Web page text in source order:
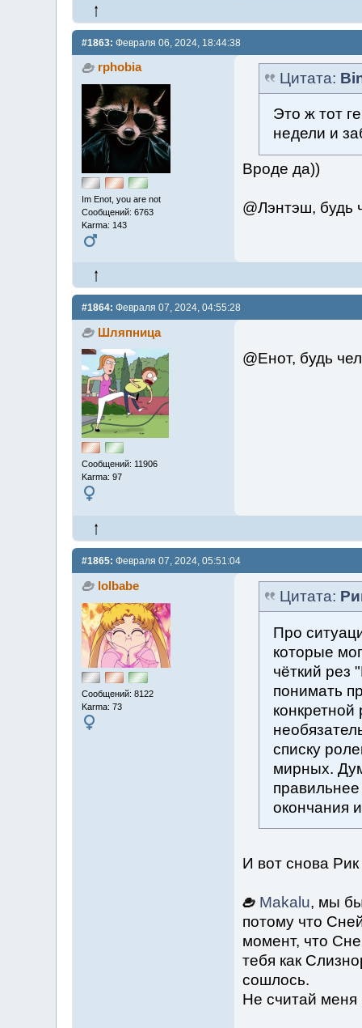
#1863: Февраля 06, 2024, 18:44:38
rphobia
Im Enot, you are not
Сообщений: 6763
Karma: 143
Цитата:
Это ж тот
недели и
Вроде да))
@Лэнтэш, будь
#1864: Февраля 07, 2024, 04:55:28
Шляпница
Сообщений: 11906
Karma: 97
@Енот, будь
#1865: Февраля 07, 2024, 05:51:04
lolbabe
Сообщений: 8122
Karma: 73
Цитата:
Про
которые
чёткий рез
понимать
списку
мирных.
окончания
И вот снова
Makalu, мы
потому что
момент, что
тебя как
сошлось.
Не считай меня